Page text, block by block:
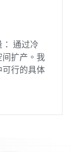
通过冷
扩产。我
行的具体